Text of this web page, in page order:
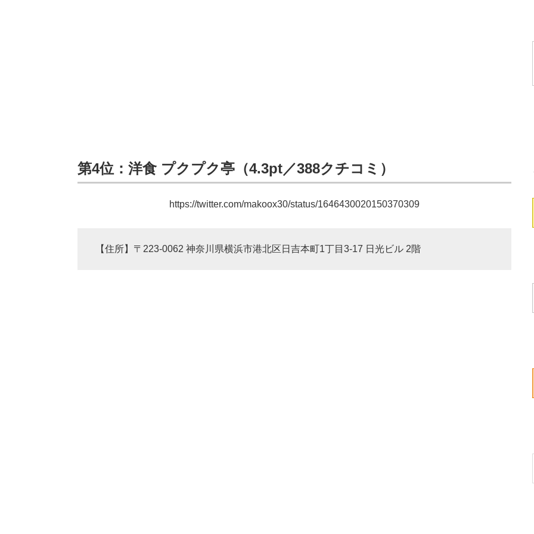
第4位：洋食 プクプク亭（4.3pt／388クチコミ）
https://twitter.com/makoox30/status/1646430020150370309
【住所】〒223-0062 神奈川県横浜市港北区日吉本町1丁目3-17 日光ビル 2階